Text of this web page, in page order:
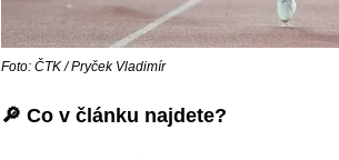
Foto: ČTK / Pryček Vladimír
🔎 Co v článku najdete?